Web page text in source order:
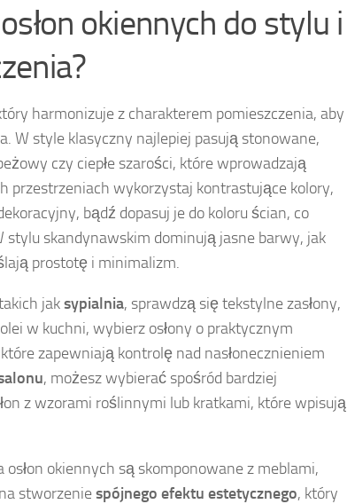
okiennych do stylu i
harmonizuje z charakterem pomieszczenia, aby
W style klasyczny najlepiej pasują stonowane,
czy ciepłe szarości, które wprowadzają
przestrzeniach wykorzystaj kontrastujące kolory,
bądź dopasuj je do koloru ścian, co
stylu skandynawskim dominują jasne barwy, jak
prostotę i minimalizm.
jaksypialnia, sprawdzą się tekstylne zasłony,
w kuchni, wybierz osłony o praktycznym
zapewniają kontrolę nad nasłonecznieniem
, możesz wybierać spośród bardziej
z wzorami roślinnymi lub kratkami, które wpisują
okiennych są skomponowane z meblami,
stworzeniespójnego efektu estetycznego, który